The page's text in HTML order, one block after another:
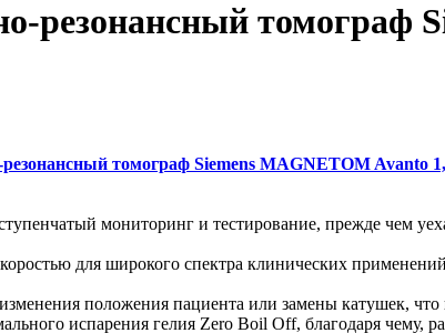
резонансный томограф
томограф Siemens MAGNETOM Avanto
мониторинг и тестирование, прежде чем
для широкого спектра клинических
положения пациента или замены катушек, что
испарения гелия Zero Boil Off, благодаря чему,